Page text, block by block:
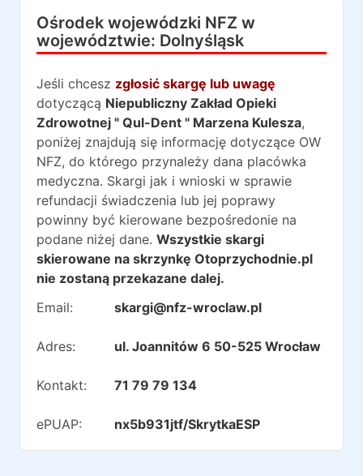
Ośrodek wojewódzki NFZ w
województwie: Dolnyśląsk
Jeśli chcesz zgłosić skargę lub uwagę
dotyczącą Niepubliczny Zakład Opieki
Zdrowotnej " Qul-Dent " Marzena Kulesza,
poniżej znajdują się informację dotyczące OW
NFZ, do którego przynależy dana placówka
medyczna. Skargi jak i wnioski w sprawie
refundacji świadczenia lub jej poprawy
powinny być kierowane bezpośredonie na
podane niżej dane. Wszystkie skargi
skierowane na skrzynkę Otoprzychodnie.pl
nie zostaną przekazane dalej.
Email:
skargi@nfz-wroclaw.pl
Adres: ul. Joannitów 6 50-525 Wrocław
Kontakt: 71 79 79 134
ePUAP: nx5b931jtf/SkrytkaESP